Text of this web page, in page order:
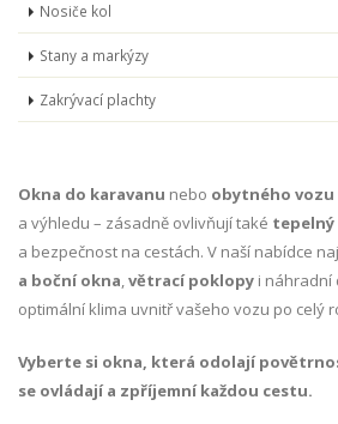
Nosiče kol
Stany a markýzy
Zakrývací plachty
Okna do karavanu nebo obytného vozu
a výhledu – zásadně ovlivňují také
a bezpečnost na cestách. V naší nabídce
a boční okna,větrací poklopy i náhradní
optimální klima uvnitř vašeho vozu po celý
Vyberte si okna, která odolají
se ovládají a zpříjemní každou cestu.